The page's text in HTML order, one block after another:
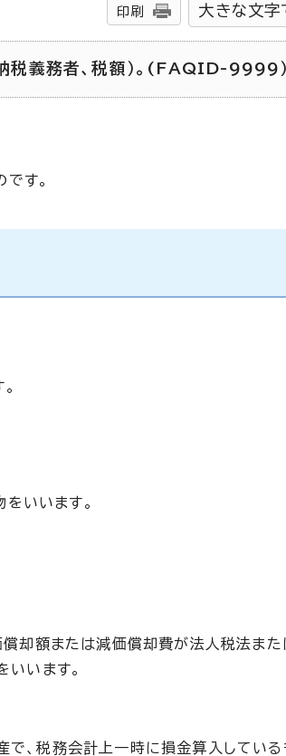
印刷 大きな文字
税義務者、税額）。(FAQID-9999）
す。
いいます。
却額または減価償却費が法人税法ま
います。
、税務会計上一時に損金算入している